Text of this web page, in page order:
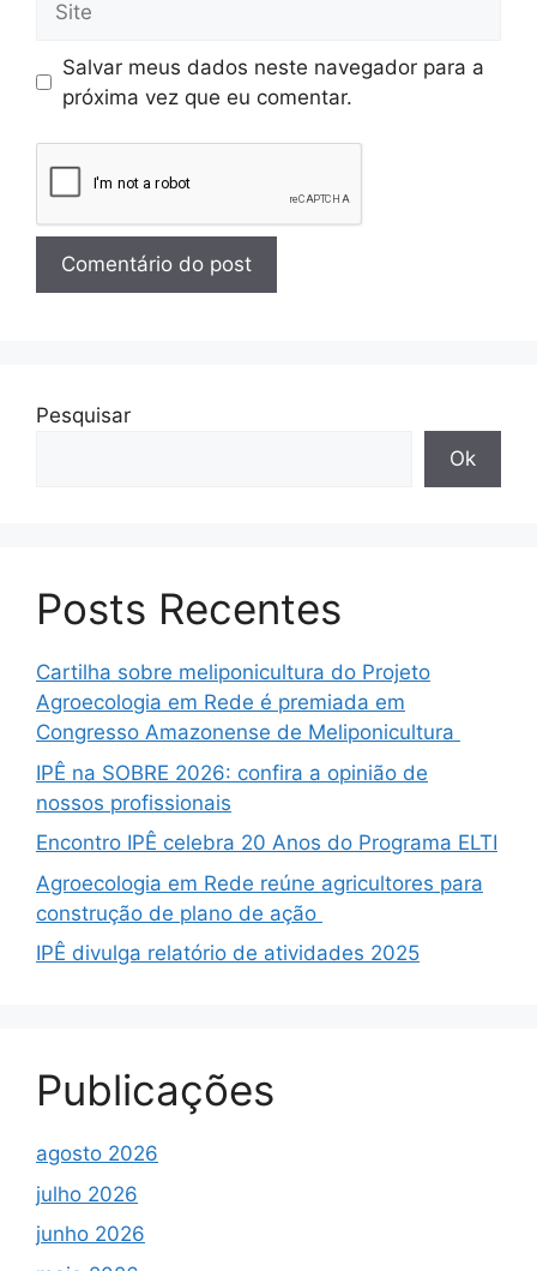
Salvar meus dados neste navegador para a
próxima vez que eu comentar.
Pesquisar
Ok
Posts Recentes
Cartilha sobre meliponicultura do Projeto
Agroecologia em Rede é premiada em
Congresso Amazonense de Meliponicultura
IPÊ na SOBRE 2026: confira a opinião de
nossos profissionais
Encontro IPÊ celebra 20 Anos do Programa ELTI
Agroecologia em Rede reúne agricultores para
construção de plano de ação
IPÊ divulga relatório de atividades 2025
Publicações
agosto 2026
julho 2026
junho 2026